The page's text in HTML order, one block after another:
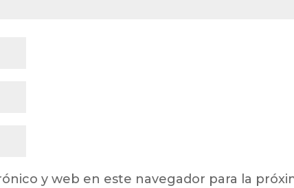
y web en este navegador para la